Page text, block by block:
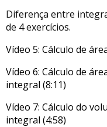
Diferença entre
de 4 exercícios.
Vídeo 5: Cálculo de
Vídeo 6: Cálculo de
integral (8:11)
Vídeo 7: Cálculo do
integral (4:58)